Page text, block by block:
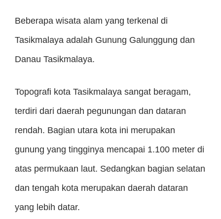
Beberapa wisata alam yang terkenal di
Tasikmalaya adalah Gunung Galunggung dan
Danau Tasikmalaya.
Topografi kota Tasikmalaya sangat beragam,
terdiri dari daerah pegunungan dan dataran
rendah. Bagian utara kota ini merupakan
gunung yang tingginya mencapai 1.100 meter di
atas permukaan laut. Sedangkan bagian selatan
dan tengah kota merupakan daerah dataran
yang lebih datar.